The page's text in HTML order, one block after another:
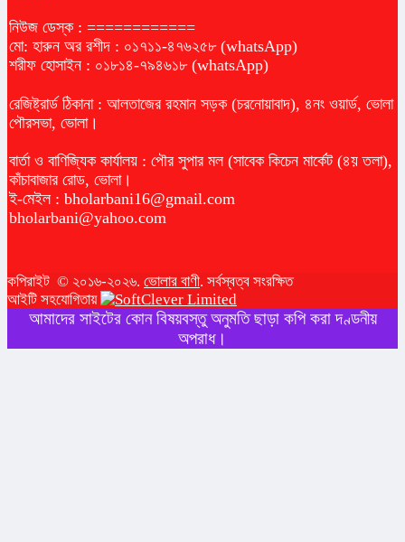
নিউজ ডেস্ক : ============
মো: হারুন অর রশীদ : ০১৭১১-৪৭৬২৫৮ (whatsApp)
শরীফ হোসাইন : ০১৮১৪-৭৯৪৬১৮ (whatsApp)
রেজিষ্ট্রার্ড ঠিকানা : আলতাজের রহমান সড়ক (চরনোয়াবাদ), ৪নং ওয়ার্ড, ভোলা
পৌরসভা, ভোলা।
বার্তা ও বাণিজ্যিক কার্যালয় : পৌর সুপার মল (সাবেক কিচেন মার্কেট (৪য় তলা),
কাঁচাবাজার রোড, ভোলা।
ই-মেইল : bholarbani16@gmail.com
bholarbani@yahoo.com
কপিরাইট © ২০১৬-২০২৬. ভোলার বাণী. সর্বস্বত্ব সংরক্ষিত
আইটি সহযোগিতায়
আমাদের সাইটের কোন বিষয়বস্তু অনুমতি ছাড়া কপি করা দণ্ডনীয়
অপরাধ।